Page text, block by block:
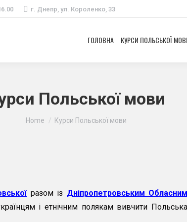
г. Днепр, ул. Короленко, 33
ГОЛОВНА КУРСИ ПОЛЬСЬКОЇ
Польської мови
Ви тут:
Home Курси Польської мови
разом із Дніпропетровським Обласним
і етнічним полякам вивчити Польська